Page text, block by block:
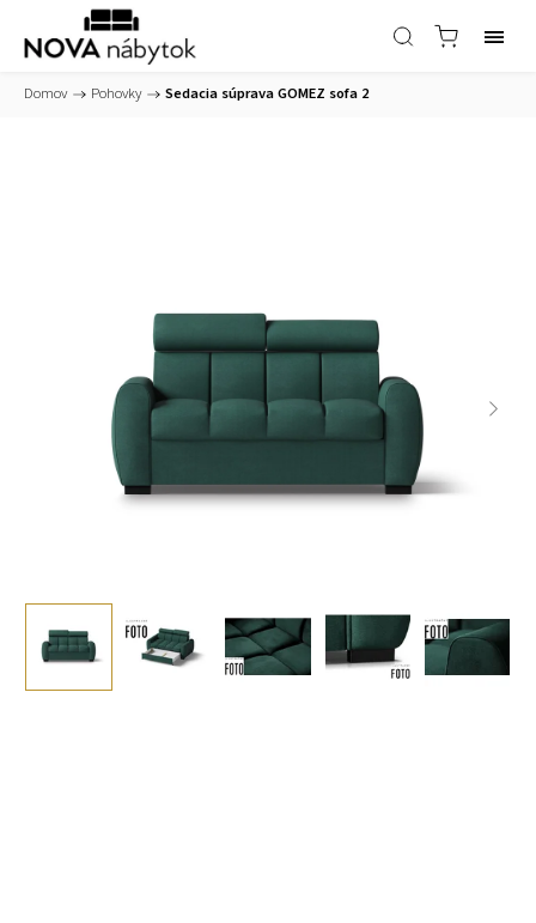
Domov / Pohovky / Sedacia súprava GOMEZ sofa 2